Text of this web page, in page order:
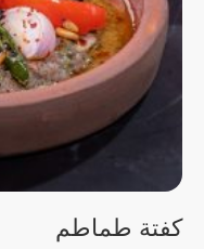
كفتة طماطم